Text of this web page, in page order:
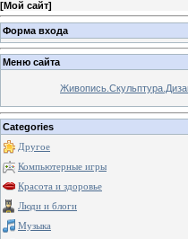
[Мой сайт]
Форма входа
Меню сайта
Categories
Другое
Компьютерные игры
Красота и здоровье
Люди и блоги
Музыка